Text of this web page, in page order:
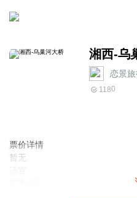
湘西-乌
恋景
1180
票价详情
暂无